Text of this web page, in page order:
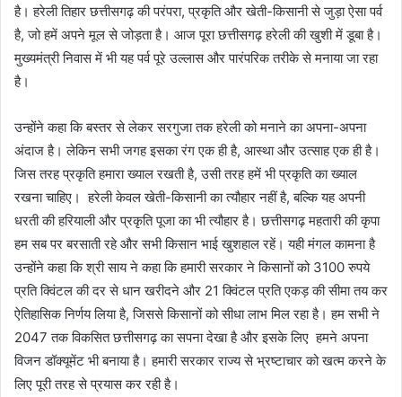
है। हरेली तिहार छत्तीसगढ़ की परंपरा, प्रकृति और खेती-किसानी से जुड़ा ऐसा पर्व
है, जो हमें अपने मूल से जोड़ता है। आज पूरा छत्तीसगढ़ हरेली की खुशी में डूबा है।
मुख्यमंत्री निवास में भी यह पर्व पूरे उल्लास और पारंपरिक तरीके से मनाया जा रहा
है।
उन्होंने कहा कि बस्तर से लेकर सरगुजा तक हरेली को मनाने का अपना-अपना
अंदाज है। लेकिन सभी जगह इसका रंग एक ही है, आस्था और उत्साह एक ही है।
जिस तरह प्रकृति हमारा ख्याल रखती है, उसी तरह हमें भी प्रकृति का ख्याल
रखना चाहिए। हरेली केवल खेती-किसानी का त्यौहार नहीं है, बल्कि यह अपनी
धरती की हरियाली और प्रकृति पूजा का भी त्यौहार है। छत्तीसगढ़ महतारी की कृपा
हम सब पर बरसाती रहे और सभी किसान भाई खुशहाल रहें। यही मंगल कामना है
उन्होंने कहा कि श्री साय ने कहा कि हमारी सरकार ने किसानों को 3100 रुपये
प्रति क्विंटल की दर से धान खरीदने और 21 क्विंटल प्रति एकड़ की सीमा तय कर
ऐतिहासिक निर्णय लिया है, जिससे किसानों को सीधा लाभ मिल रहा है। हम सभी ने
2047 तक विकसित छत्तीसगढ़ का सपना देखा है और इसके लिए हमने अपना
विजन डॉक्यूमेंट भी बनाया है। हमारी सरकार राज्य से भ्रष्टाचार को खत्म करने के
लिए पूरी तरह से प्रयास कर रही है।